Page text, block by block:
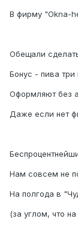
В фирму "Оkna-
Обещали
Бонус - пива три
Оформляют без
Даже если нет
Нам совсем не
На полгода в
(за углом, что на